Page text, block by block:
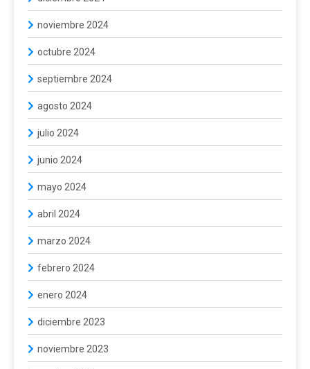
noviembre 2024
octubre 2024
septiembre 2024
agosto 2024
julio 2024
junio 2024
mayo 2024
abril 2024
marzo 2024
febrero 2024
enero 2024
diciembre 2023
noviembre 2023